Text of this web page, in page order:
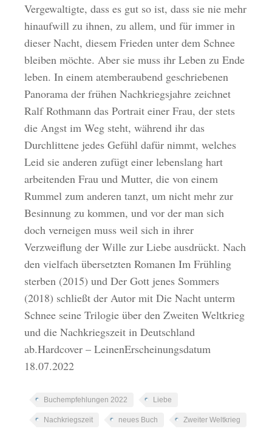
Vergewaltigte, dass es gut so ist, dass sie nie mehr
hinaufwill zu ihnen, zu allem, und für immer in
dieser Nacht, diesem Frieden unter dem Schnee
bleiben möchte. Aber sie muss ihr Leben zu Ende
leben. In einem atemberaubend geschriebenen
Panorama der frühen Nachkriegsjahre zeichnet
Ralf Rothmann das Portrait einer Frau, der stets
die Angst im Weg steht, während ihr das
Durchlittene jedes Gefühl dafür nimmt, welches
Leid sie anderen zufügt einer lebenslang hart
arbeitenden Frau und Mutter, die von einem
Rummel zum anderen tanzt, um nicht mehr zur
Besinnung zu kommen, und vor der man sich
doch verneigen muss weil sich in ihrer
Verzweiflung der Wille zur Liebe ausdrückt. Nach
den vielfach übersetzten Romanen Im Frühling
sterben (2015) und Der Gott jenes Sommers
(2018) schließt der Autor mit Die Nacht unterm
Schnee seine Trilogie über den Zweiten Weltkrieg
und die Nachkriegszeit in Deutschland
ab.Hardcover – LeinenErscheinungsdatum
18.07.2022
Buchempfehlungen 2022 Liebe
Nachkriegszeit neues Buch Zweiter Weltkrieg